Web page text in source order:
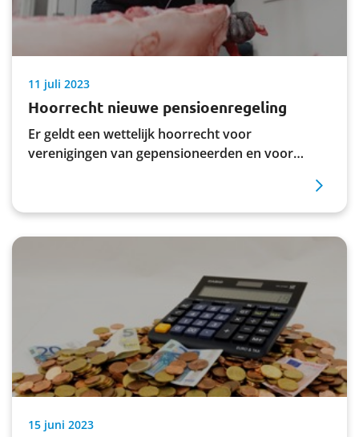
11 juli 2023
Hoorrecht nieuwe pensioenregeling
Er geldt een wettelijk hoorrecht voor
verenigingen van gepensioneerden en voor
pensioenfondsen. Deze verenigingen krijgen de
mogelijkheid om aan sociale partners een
15 juni 2023